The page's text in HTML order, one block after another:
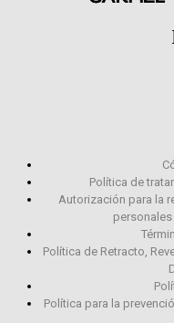
Política de
Autorización para la
Política de Retracto,
Política para la